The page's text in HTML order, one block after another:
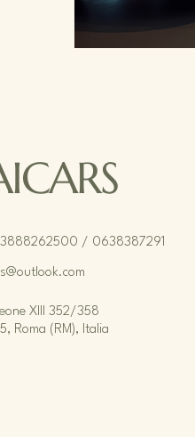
/ 0638387291
XIII 352/358
Roma (RM), Italia